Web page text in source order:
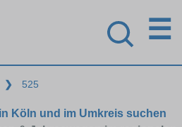
☰
❯ 525
Köln und im Umkreis suchen